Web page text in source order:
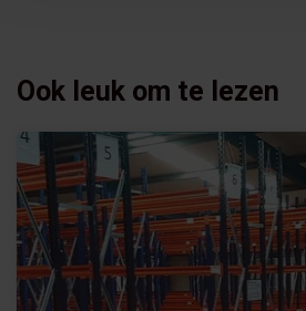
Ook leuk om te lezen